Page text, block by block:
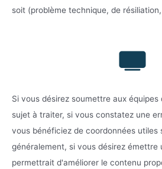
soit (problème technique, de
Si vous désirez soumettre aux
sujet à traiter, si vous constatez une
vous bénéficiez de coordonnées utiles
généralement, si vous désirez émettre
permettrait d'améliorer le contenu